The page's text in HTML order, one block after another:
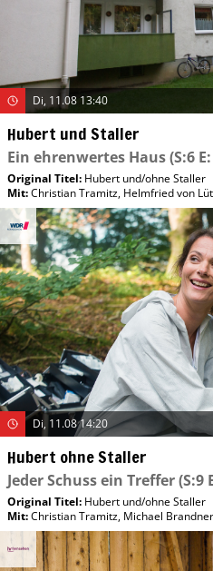
Di, 11.08 13:40
Hubert und Staller
Ein ehrenwertes Haus(S:6
Original Titel: Hubert und/​ohne Staller
Mit:Christian Tramitz, Helmfried von
Di, 11.08 14:20
Hubert ohne Staller
Jeder Schuss ein Treffer(S:9
Original Titel: Hubert und/​ohne Staller
Mit:Christian Tramitz, Michael Brandner